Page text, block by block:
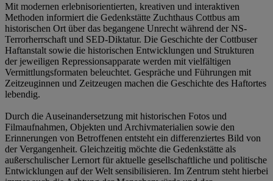
Mit modernen erlebnisorientierten, kreativen und interaktiven
Methoden informiert die Gedenkstätte Zuchthaus Cottbus am
historischen Ort über das begangene Unrecht während der NS-
Terrorherrschaft und SED-Diktatur. Die Geschichte der Cottbuser
Haftanstalt sowie die historischen Entwicklungen und Strukturen
der jeweiligen Repressionsapparate werden mit vielfältigen
Vermittlungsformaten beleuchtet. Gespräche und Führungen mit
Zeitzeuginnen und Zeitzeugen machen die Geschichte des Haftortes
lebendig.
Durch die Auseinandersetzung mit historischen Fotos und
Filmaufnahmen, Objekten und Archivmaterialien sowie den
Erinnerungen von Betroffenen entsteht ein differenziertes Bild von
der Vergangenheit. Gleichzeitig möchte die Gedenkstätte als
außerschulischer Lernort für aktuelle gesellschaftliche und politische
Entwicklungen auf der Welt sensibilisieren. Im Zentrum steht hierbei